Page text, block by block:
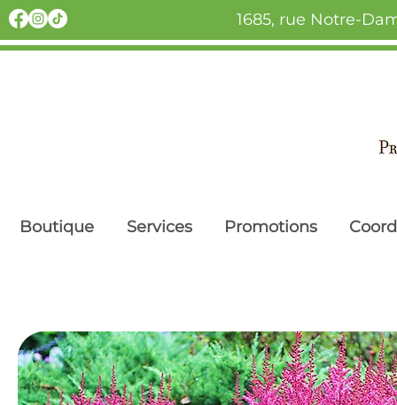
1685, rue Notre-
Boutique Services Promotions